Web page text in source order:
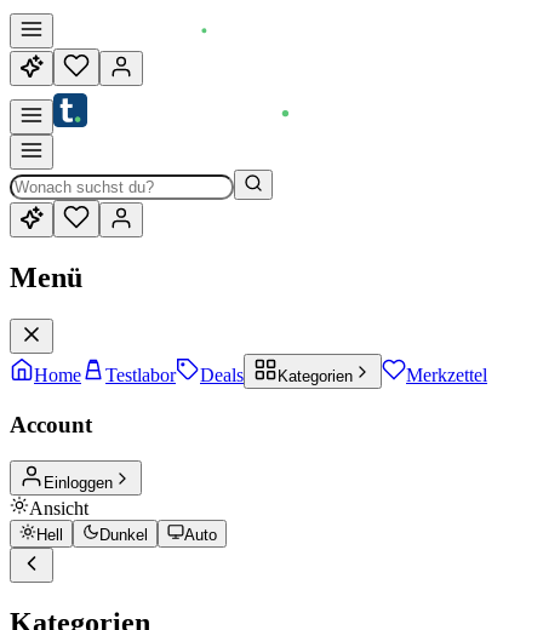
Menü
Home Testlabor Deals Kategorien Merkzettel
Account
Einloggen
Ansicht
Hell Dunkel Auto
Kategorien